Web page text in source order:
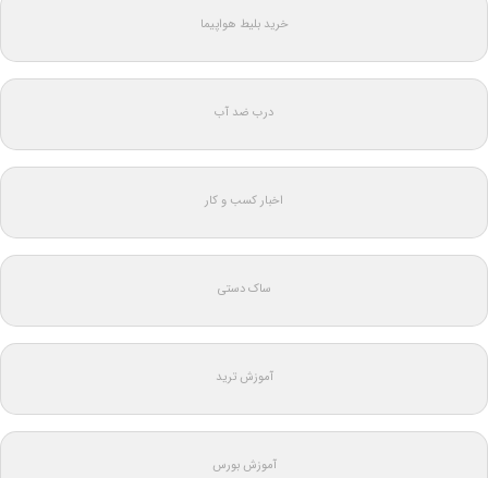
خرید بلیط هواپیما
درب ضد آب
اخبار کسب و کار
ساک دستی
آموزش ترید
آموزش بورس